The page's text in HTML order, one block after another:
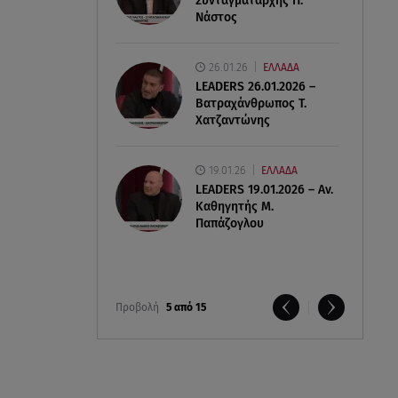
Νάστος
26.01.26 ΕΛΛΑΔΑ
LEADERS 26.01.2026 –
Βατραχάνθρωπος Τ.
Χατζαντώνης
19.01.26 ΕΛΛΑΔΑ
LEADERS 19.01.2026 – Αν.
Καθηγητής Μ.
Παπάζογλου
Προβολή 5 από 15